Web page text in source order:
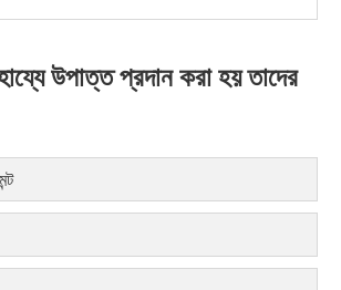
উপাত্ত প্রদান করা হয় তাদের